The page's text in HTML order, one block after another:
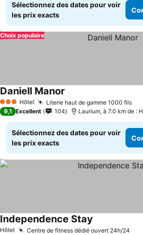
Sélectionnez des dates pour voir
les prix exacts
Choix populaire
3 ÉtoilesHôtel Literie haut de gamme 1000 fils
Daniell Manor
9,1 Excellent 104 Laurium, à 7.0 km de :
Sélectionnez des dates pour voir
les prix exacts
Hôtel Centre de fitness dédié ouvert 24h/24
Independence Stay